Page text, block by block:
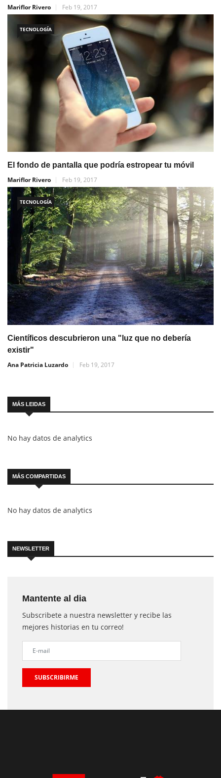
Mariflor Rivero
Feb 19, 2017
TECNOLOGÍA
El fondo de pantalla que podría estropear tu móvil
Mariflor Rivero
Feb 19, 2017
TECNOLOGÍA
Científicos descubrieron una "luz que no debería
existir"
Ana Patricia Luzardo
Feb 19, 2017
MÁS LEIDAS
No hay datos de analytics
MÁS COMPARTIDAS
No hay datos de analytics
NEWSLETTER
Mantente al dia
Subscribete a nuestra newsletter y recibe las
mejores historias en tu correo!
SUBSCRIBIRME